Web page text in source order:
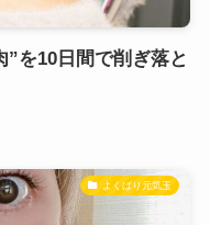
”を10日間で削ぎ落と
よくばり元気玉